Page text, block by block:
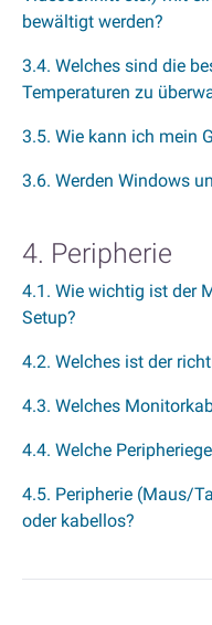
bewältigt werden?
3.4. Welches sind die
Temperaturen zu
3.5. Wie kann ich mein
3.6. Werden Windows
4. Peripherie
4.1. Wie wichtig ist der
Setup?
4.2. Welches ist der
4.3. Welches
4.4. Welche
4.5. Peripherie (Maus/
oder kabellos?